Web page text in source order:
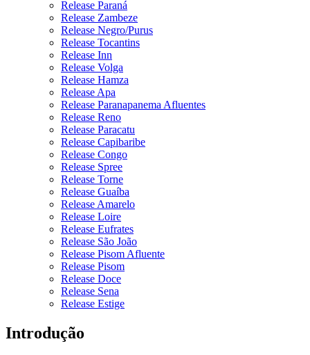
Release Paraná
Release Zambeze
Release Negro/Purus
Release Tocantins
Release Inn
Release Volga
Release Hamza
Release Apa
Release Paranapanema Afluentes
Release Reno
Release Paracatu
Release Capibaribe
Release Congo
Release Spree
Release Torne
Release Guaíba
Release Amarelo
Release Loire
Release Eufrates
Release São João
Release Pisom Afluente
Release Pisom
Release Doce
Release Sena
Release Estige
Introdução